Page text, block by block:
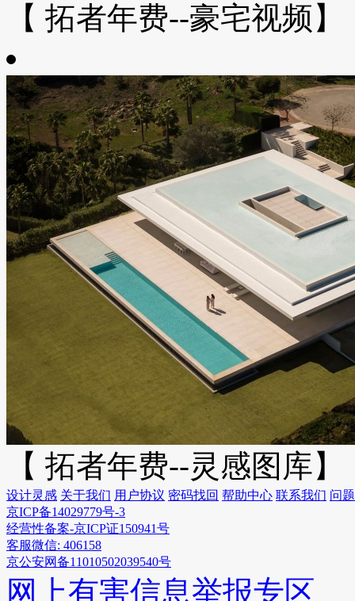
【 拓者年费--豪宅视频】
【 拓者年费--灵感图库】
设计灵感 关于我们 用户协议 密码找回 帮助中心 联系我们 问
京ICP备14029779号-3
经营性备案-京ICP证150941号
客服微信: 406158
京公安网备11010502039540号
网上有害信息举报专区